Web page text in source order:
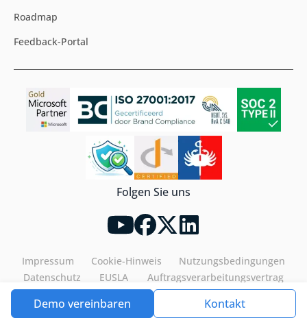
Demo vereinbaren Kontakt
Roadmap
Feedback-Portal
Folgen Sie uns
Impressum Cookie-Hinweis
Nutzungsbedingungen
Datenschutz
EUSLA Auftragsverarbeitungsvertrag
Tools4ever©2026. All rights reserved.